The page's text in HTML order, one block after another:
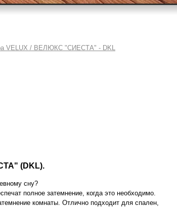
VELUX / ВЕЛЮКС "СИЕСТА" - DKL
(DKL).
сну?
полное затемнение, когда это необходимо.
комнаты. Отлично подходит для спален,